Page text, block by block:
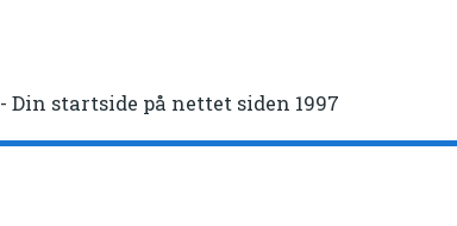
- Din startside på nettet siden 1997